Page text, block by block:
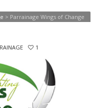
> Parrainage Wings of Change
1